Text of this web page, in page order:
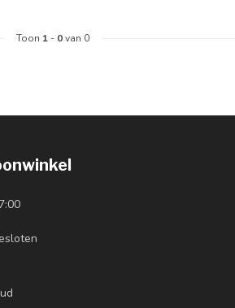
Toon 1 - 0van 0